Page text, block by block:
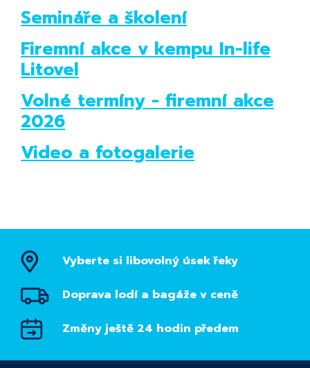
Semináře a školení
Firemní akce v kempu In-life
Litovel
Volné termíny - firemní akce
2026
Video a fotogalerie
Vyberte si libovolný úsek řeky
Doprava lodí a bagáže v ceně
Změny ještě 24 hodin předem